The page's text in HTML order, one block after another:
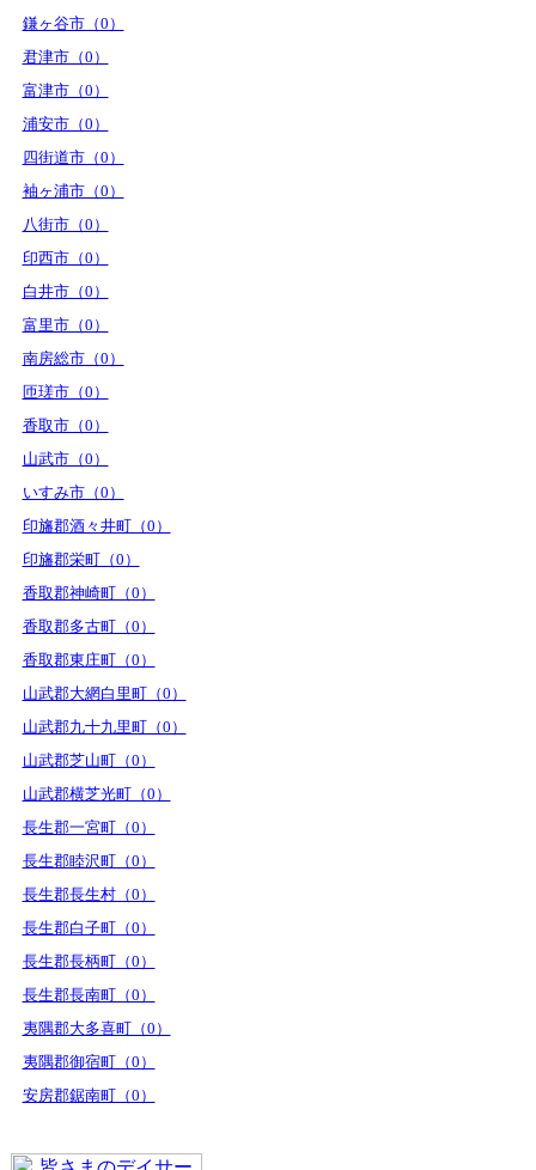
鎌ヶ谷市（0）
君津市（0）
富津市（0）
浦安市（0）
四街道市（0）
袖ヶ浦市（0）
八街市（0）
印西市（0）
白井市（0）
富里市（0）
南房総市（0）
匝瑳市（0）
香取市（0）
山武市（0）
いすみ市（0）
印旛郡酒々井町（0）
印旛郡栄町（0）
香取郡神崎町（0）
香取郡多古町（0）
香取郡東庄町（0）
山武郡大網白里町（0）
山武郡九十九里町（0）
山武郡芝山町（0）
山武郡横芝光町（0）
長生郡一宮町（0）
長生郡睦沢町（0）
長生郡長生村（0）
長生郡白子町（0）
長生郡長柄町（0）
長生郡長南町（0）
夷隅郡大多喜町（0）
夷隅郡御宿町（0）
安房郡鋸南町（0）